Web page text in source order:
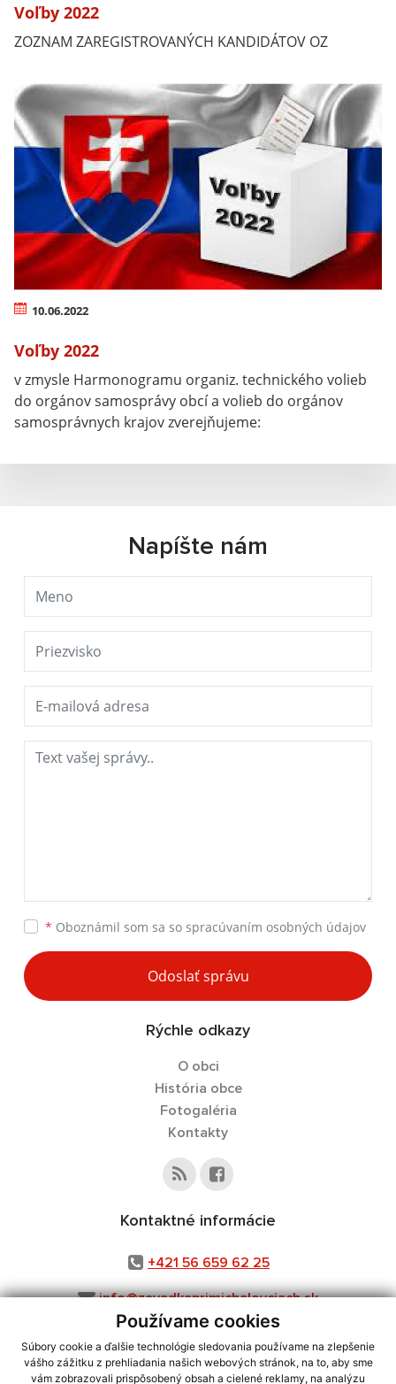
Používame cookies
Súbory cookie a ďalšie technológie sledovania používame na zlepšenie
vášho zážitku z prehliadania našich webových stránok, na to, aby sme
vám zobrazovali prispôsobený obsah a cielené reklamy, na analýzu
Voľby 2022
ZOZNAM ZAREGISTROVANÝCH KANDIDÁTOV OZ
10.06.2022
Voľby 2022
v zmysle Harmonogramu organiz. technického volieb
do orgánov samosprávy obcí a volieb do orgánov
samosprávnych krajov zverejňujeme:
Napíšte nám
* Oboznámil som sa so spracúvaním osobných údajov
Odoslať správu
Rýchle odkazy
O obci
História obce
Fotogaléria
Kontakty
Kontaktné informácie
+421 56 659 62 25
info@zavadkaprimichalovciach.sk
využite možnosť získavania aktuálnych informácií s využitím RSS